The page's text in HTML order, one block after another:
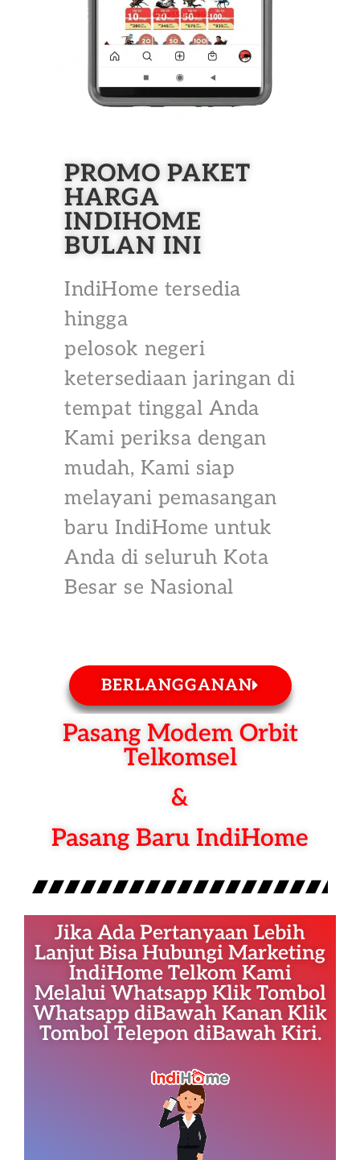
PROMO PAKET
HARGA
INDIHOME
BULAN INI
IndiHome tersedia
hingga
pelosok negeri
ketersediaan jaringan di
tempat tinggal Anda
Kami periksa dengan
mudah, Kami siap
melayani pemasangan
baru IndiHome untuk
Anda di seluruh Kota
Besar se Nasional
BERLANGGANAN
Pasang Modem Orbit
Telkomsel
&
Pasang Baru IndiHome
Jika Ada Pertanyaan Lebih
Lanjut Bisa Hubungi Marketing
IndiHome Telkom Kami
Melalui Whatsapp Klik Tombol
Whatsapp diBawah Kanan Klik
Tombol Telepon diBawah Kiri.